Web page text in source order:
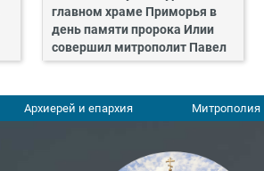
главном храме Приморья в
день памяти пророка Илии
совершил митрополит Павел
Архиерей и епархия Митрополия